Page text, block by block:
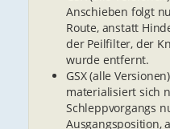
Anschieben folgt
Route, anstatt
der Peilfilter, der
wurde entfernt.
GSX (alle
materialisiert sich
Schleppvorgangs
Ausgangsposition,